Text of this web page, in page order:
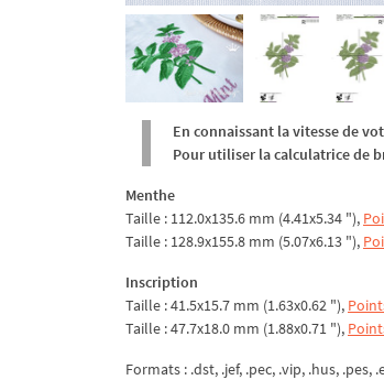
En connaissant la vitesse de
Pour utiliser la calculatrice de
Menthe
Taille : 112.0x135.6 mm (4.41x5.34 "),
Taille : 128.9x155.8 mm (5.07x6.13 "),
Inscription
Taille : 41.5x15.7 mm (1.63x0.62 "),
Taille : 47.7x18.0 mm (1.88x0.71 "),
Formats : .dst, .jef, .pec, .vip, .hus, .pes,